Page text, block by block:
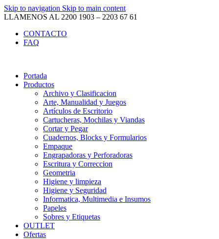
Skip to navigation Skip to main content
LLAMENOS AL 2200 1903 – 2203 67 61
CONTACTO
FAQ
Portada
Productos
Archivo y Clasificacion
Arte, Manualidad y Juegos
Artículos de Escritorio
Cartucheras, Mochilas y Viandas
Cortar y Pegar
Cuadernos, Blocks y Formularios
Empaque
Engrapadoras y Perforadoras
Escritura y Correccion
Geometria
Higiene y limpieza
Higiene y Seguridad
Informatica, Multimedia e Insumos
Papeles
Sobres y Etiquetas
OUTLET
Ofertas